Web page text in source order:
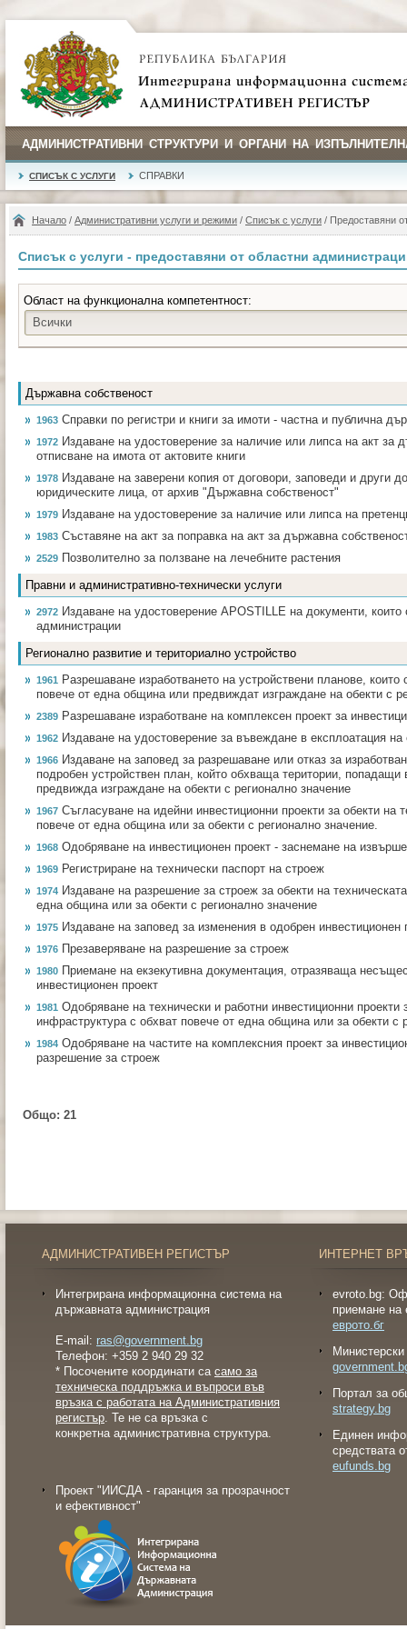
АДМИНИСТРАТИВНИ СТРУКТУРИ И ОРГАНИ НА
СПИСЪК С УСЛУГИ СПРАВКИ
Начало / Административни услуги и режими / Списък с услуги / Предоставяни
Списък с услуги - предоставяни от областни
Област на функционална компетентност:
Всички
Държавна собственост
1963 Справки по регистри и книги за имоти - частна и публична
1972 Издаване на удостоверение за наличие или липса на акт за
отписване на имота от актовите книги
1978 Издаване на заверени копия от договори, заповеди и други
юридическите лица, от архив "Държавна собственост"
1979 Издаване на удостоверение за наличие или липса на
1983 Съставяне на акт за поправка на акт за държавна
2529 Позволително за ползване на лечебните растения
Правни и административно-технически услуги
2972 Издаване на удостоверение APOSTILLE на документи,
администрации
Регионално развитие и териториално устройство
1961 Разрешаване изработването на устройствени планове,
повече от една община или предвиждат изграждане на обекти с
2389 Разрешаване изработване на комплексен проект за
1962 Издаване на удостоверение за въвеждане в експлоатация на
1966 Издаване на заповед за разрешаване или отказ за
подробен устройствен план, който обхваща територии,
предвижда изграждане на обекти с регионално значение
1967 Съгласуване на идейни инвестиционни проекти за обекти на
повече от една община или за обекти с регионално значение.
1968 Одобряване на инвестиционен проект - заснемане на
1969 Регистриране на технически паспорт на строеж
1974 Издаване на разрешение за строеж за обекти на
една община или за обекти с регионално значение
1975 Издаване на заповед за изменения в одобрен инвестиционен
1976 Презаверяване на разрешение за строеж
1980 Приемане на екзекутивна документация, отразяваща
инвестиционен проект
1981 Одобряване на технически и работни инвестиционни проекти
инфраструктура с обхват повече от една община или за обекти с
1984 Одобряване на частите на комплексния проект за
разрешение за строеж
Общо: 21
АДМИНИСТРАТИВЕН РЕГИСТЪР
Интегрирана информационна система на
държавната администрация
E-mail: ras@government.bg
Телефон: +359 2 940 29 32
* Посочените координати са само за
техническа поддръжка и въпроси във
връзка с работата на Административния
регистър. Те не са връзка с
конкретна административна структура.
Проект "ИИСДА - гаранция за прозрачност
и ефективност"
ИНТЕРНЕТ
evroto.bg:
приемане на
еврото.бг
Портал за
strategy.bg
Eдинен
средствата
eufunds.bg